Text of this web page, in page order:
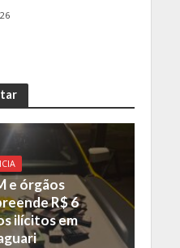
e órgãos
R$ 6
ilícitos em